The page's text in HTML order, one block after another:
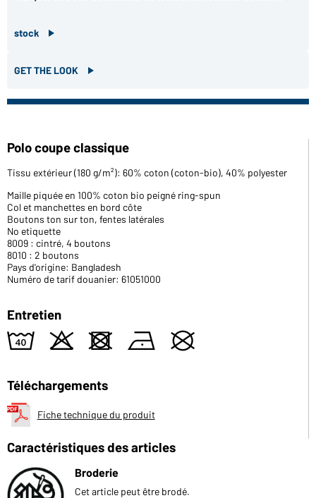
stock
GET THE LOOK
Polo coupe classique
Tissu extérieur (180 g/m²): 60% coton (coton-bio), 40% polyester
Maille piquée en 100% coton bio peigné ring-spun
Col et manchettes en bord côte
Boutons ton sur ton, fentes latérales
No etiquette
8009 : cintré, 4 boutons
8010 : 2 boutons
Pays d'origine: Bangladesh
Numéro de tarif douanier: 61051000
Entretien
8 o d n U
Téléchargements
Fiche technique du produit
Caractéristiques des articles
Broderie
Cet article peut être brodé.